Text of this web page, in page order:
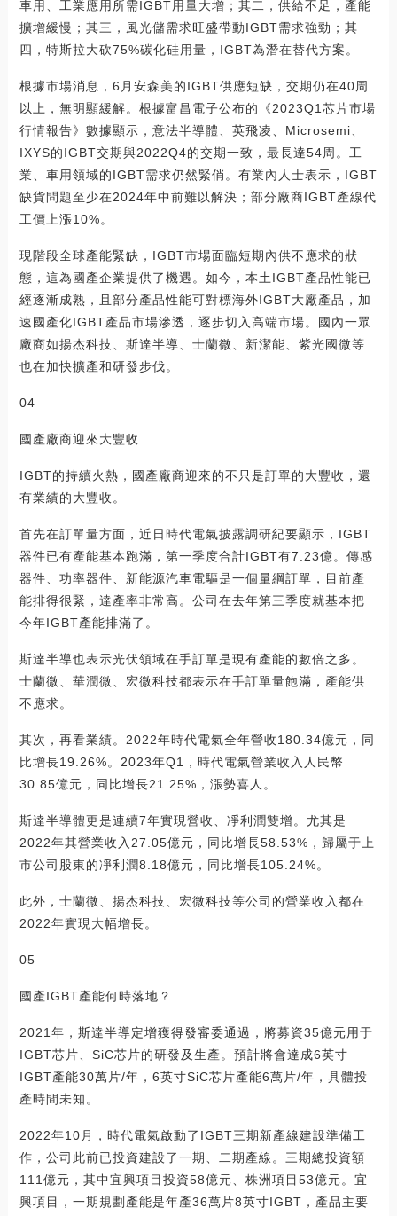
車用、工業應用所需IGBT用量大增；其二，供給不足，產能
擴增緩慢；其三，風光儲需求旺盛帶動IGBT需求強勁；其
四，特斯拉大砍75%碳化硅用量，IGBT為潛在替代方案。
根據市場消息，6月安森美的IGBT供應短缺，交期仍在40周
以上，無明顯緩解。根據富昌電子公布的《2023Q1芯片市場
行情報告》數據顯示，意法半導體、英飛凌、Microsemi、
IXYS的IGBT交期與2022Q4的交期一致，最長達54周。工
業、車用領域的IGBT需求仍然緊俏。有業內人士表示，IGBT
缺貨問題至少在2024年中前難以解決；部分廠商IGBT產線代
工價上漲10%。
現階段全球產能緊缺，IGBT市場面臨短期內供不應求的狀
態，這為國產企業提供了機遇。如今，本土IGBT產品性能已
經逐漸成熟，且部分產品性能可對標海外IGBT大廠產品，加
速國產化IGBT產品市場滲透，逐步切入高端市場。國內一眾
廠商如揚杰科技、斯達半導、士蘭微、新潔能、紫光國微等
也在加快擴產和研發步伐。
04
國產廠商迎來大豐收
IGBT的持續火熱，國產廠商迎來的不只是訂單的大豐收，還
有業績的大豐收。
首先在訂單量方面，近日時代電氣披露調研紀要顯示，IGBT
器件已有產能基本跑滿，第一季度合計IGBT有7.23億。傳感
器件、功率器件、新能源汽車電驅是一個量綱訂單，目前產
能排得很緊，達產率非常高。公司在去年第三季度就基本把
今年IGBT產能排滿了。
斯達半導也表示光伏領域在手訂單是現有產能的數倍之多。
士蘭微、華潤微、宏微科技都表示在手訂單量飽滿，產能供
不應求。
其次，再看業績。2022年時代電氣全年營收180.34億元，同
比增長19.26%。2023年Q1，時代電氣營業收入人民幣
30.85億元，同比增長21.25%，漲勢喜人。
斯達半導體更是連續7年實現營收、凈利潤雙增。尤其是
2022年其營業收入27.05億元，同比增長58.53%，歸屬于上
市公司股東的凈利潤8.18億元，同比增長105.24%。
此外，士蘭微、揚杰科技、宏微科技等公司的營業收入都在
2022年實現大幅增長。
05
國產IGBT產能何時落地？
2021年，斯達半導定增獲得發審委通過，將募資35億元用于
IGBT芯片、SiC芯片的研發及生產。預計將會達成6英寸
IGBT產能30萬片/年，6英寸SiC芯片產能6萬片/年，具體投
產時間未知。
2022年10月，時代電氣啟動了IGBT三期新產線建設準備工
作，公司此前已投資建設了一期、二期產線。三期總投資額
111億元，其中宜興項目投資58億元、株洲項目53億元。宜
興項目，一期規劃產能是年產36萬片8英寸IGBT，產品主要